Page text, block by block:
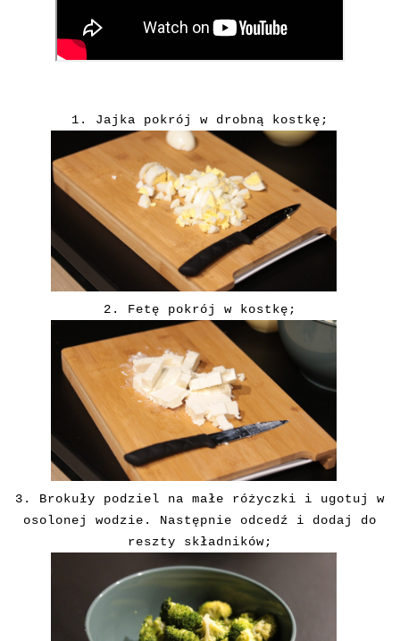
1. Jajka pokrój w drobną kostkę;
2. Fetę pokrój w kostkę;
3. Brokuły podziel na małe różyczki i ugotuj w
osolonej wodzie. Następnie odcedź i dodaj do
reszty składników;